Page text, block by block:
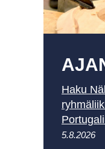
Haku
5.8.2026